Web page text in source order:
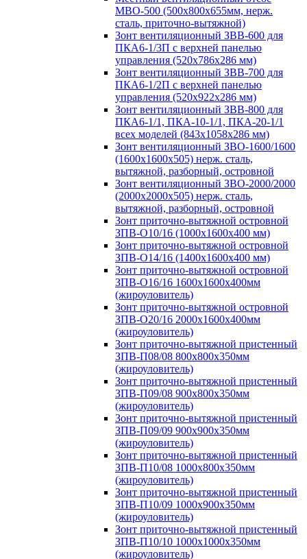
МВО-500 (500х800х655мм, нерж.
сталь, приточно-вытяжной)
Зонт вентиляционный ЗВВ-600 для
ПКА6-1/3П с верхней панелью
управления (520х786х286 мм)
Зонт вентиляционный ЗВВ-700 для
ПКА6-1/2П с верхней панелью
управления (520х922х286 мм)
Зонт вентиляционный ЗВВ-800 для
ПКА6-1/1, ПКА-10-1/1, ПКА-20-1/1
всех моделей (843х1058х286 мм)
Зонт вентиляционный ЗВО-1600/1600
(1600х1600х505) нерж. сталь,
вытяжной, разборный, островной
Зонт вентиляционный ЗВО-2000/2000
(2000х2000х505) нерж. сталь,
вытяжной, разборный, островной
Зонт приточно-вытяжной островной
ЗПВ-О10/16 (1000х1600х400 мм)
Зонт приточно-вытяжной островной
ЗПВ-О14/16 (1400х1600х400 мм)
Зонт приточно-вытяжной островной
ЗПВ-О16/16 1600х1600х400мм
(жироуловитель)
Зонт приточно-вытяжной островной
ЗПВ-О20/16 2000х1600х400мм
(жироуловитель)
Зонт приточно-вытяжной пристенный
ЗПВ-П08/08 800х800х350мм
(жироуловитель)
Зонт приточно-вытяжной пристенный
ЗПВ-П09/08 900х800х350мм
(жироуловитель)
Зонт приточно-вытяжной пристенный
ЗПВ-П09/09 900х900х350мм
(жироуловитель)
Зонт приточно-вытяжной пристенный
ЗПВ-П10/08 1000х800х350мм
(жироуловитель)
Зонт приточно-вытяжной пристенный
ЗПВ-П10/09 1000х900х350мм
(жироуловитель)
Зонт приточно-вытяжной пристенный
ЗПВ-П10/10 1000х1000х350мм
(жироуловитель)